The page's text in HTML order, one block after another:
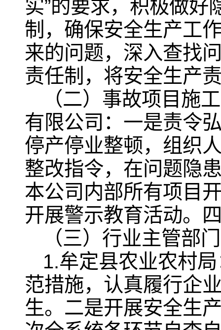
实”的要求，积极做好
制，确保安全生产工
来的问题，深入查找
责任制，将安全生产
（二）事故项目施
有限公司：一是责令
停产停业整顿，组织
整改指令，在问题隐
本公司内部所有项目
开展警示教育活动。
（三）行业主管部
1.牟定县农业农村
范措施，认真履行企
生。二是开展安全生